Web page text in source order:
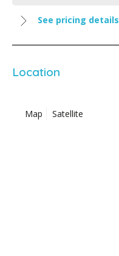
See pricing details
Location
Map Satellite